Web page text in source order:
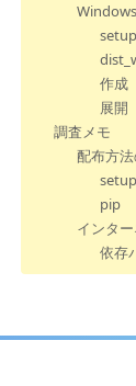
作成
展開
調査メモ
配布方
pip
インタ
依存